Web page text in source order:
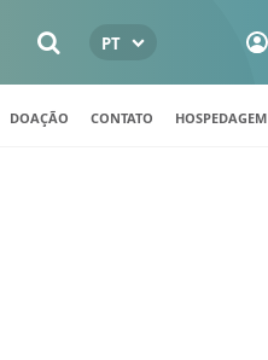
PT
DOAÇÃO CONTATO HOSPEDAGEM